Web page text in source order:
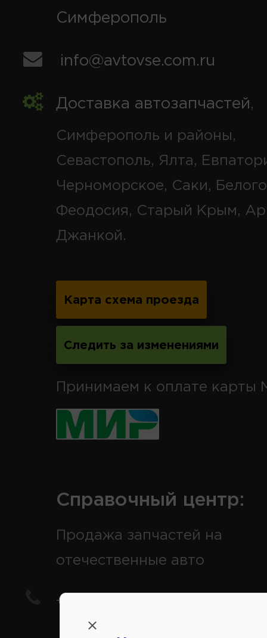
Симферополь
info@avtovse.com.ru
Доставка автозапчастей,
Симферополь и районы,
Севастополь, Ялта,
Черноморское, Саки,
Феодосия, Старый Крым,
Джанкой.
Карта схема проезда
Следить за изменениями
Принимаем к оплате карты
Справочный центр:
Продажа запчастей на
отечественные авто
+7(978) 206-206-5